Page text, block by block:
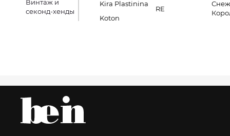
Винтаж и
секонд-хенды
Kira Plastinina
Koton
RE